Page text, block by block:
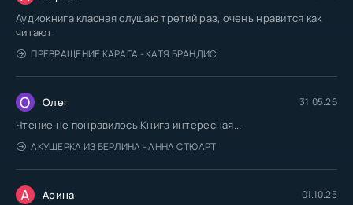
Аудиокнига класная слушаю третий раз, очень нравится как
читают
ПРЕВРАЩЕНИЕ КАРАГА - КАТЯ БРАНДИС
О Олег 31.05.26
Чтение не понравилось.Книга интересная...
АКУШЕРКА ИЗ БЕРЛИНА - АННА СТЮАРТ
А Арина 01.10.25